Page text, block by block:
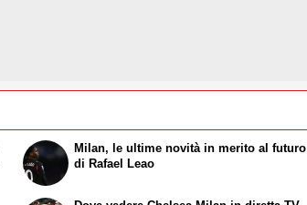
Milan, le ultime novità in merito al futuro
di Rafael Leao